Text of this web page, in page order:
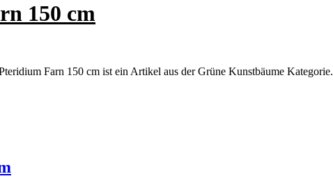
150 cm
Farn 150 cm ist ein Artikel aus der Grüne Kunstbäume Kategorie.